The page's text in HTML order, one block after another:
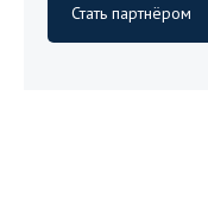
Стать партнёром